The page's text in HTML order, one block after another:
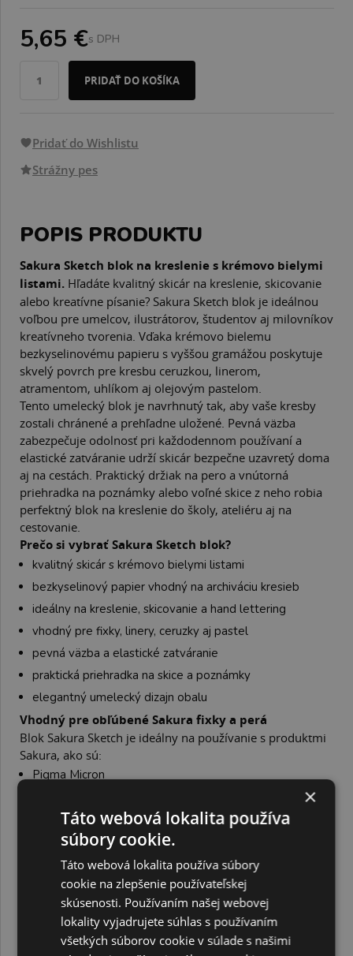
5,65 €s DPH
PRIDAŤ DO KOŠÍKA
Pridať do Wishlistu
Strážny pes
POPIS PRODUKTU
Sakura Sketch blok na kreslenie s krémovo bielymi
listami. Hľadáte kvalitný skicár na kreslenie, skicovanie
alebo kreatívne písanie? Sakura Sketch blok je ideálnou
voľbou pre umelcov, ilustrátorov, študentov aj milovníkov
kreatívneho tvorenia. Vďaka krémovo bielemu
bezkyselinovému papieru s vyššou gramážou poskytuje
skvelý povrch pre kresbu ceruzkou, linerom,
atramentom, uhlíkom aj olejovým pastelom.
Tento umelecký blok je navrhnutý tak, aby vaše kresby
zostali chránené a prehľadne uložené. Pevná väzba
zabezpečuje odolnosť pri každodennom používaní a
elastické zatváranie udrží skicár bezpečne uzavretý doma
aj na cestách. Praktický držiak na pero a vnútorná
priehradka na poznámky alebo voľné skice z neho robia
perfektný blok na kreslenie do školy, ateliéru aj na
cestovanie.
Prečo si vybrať Sakura Sketch blok?
kvalitný skicár s krémovo bielymi listami
bezkyselinový papier vhodný na archiváciu kresieb
ideálny na kreslenie, skicovanie a hand lettering
vhodný pre fixky, linery, ceruzky aj pastel
pevná väzba a elastické zatváranie
praktická priehradka na skice a poznámky
elegantný umelecký dizajn obalu
Vhodný pre obľúbené Sakura fixky a perá
Blok Sakura Sketch je ideálny na používanie s produktmi
Sakura, ako sú:
Pigma Micron
Koi Coloring Brush Pen
Permapaque
Cray-Pas
Objavte kompletnú ponuku kvalitných umeleckých pier a
fixiek v kategórii:https://www.creactive.sk/sakura-fixy/
Sakura Sketch je perfektný blok pre každého, kto hľadá
kvalitný papier na kreslenie, moderný skicár pre ilustráciu
×
Táto webová lokalita používa
súbory cookie.
Táto webová lokalita používa súbory
cookie na zlepšenie používateľskej
skúsenosti. Používaním našej webovej
lokality vyjadrujete súhlas s používaním
všetkých súborov cookie v súlade s našimi